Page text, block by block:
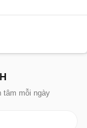
tâm mỗi ngày